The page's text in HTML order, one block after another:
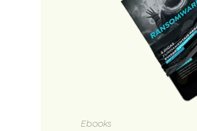
Ebooks